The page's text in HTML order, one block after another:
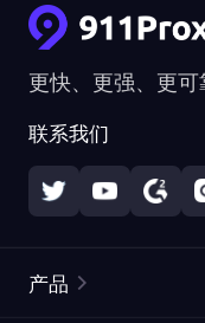
更快、更强、更可
联系我们
产品